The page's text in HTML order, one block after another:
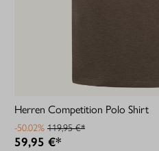
Herren Competition Polo Shirt
-50.02% 119,95 €*
59,95 €*